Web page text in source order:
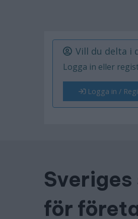
Vill du delta i
Logga in eller
Logga in /
för